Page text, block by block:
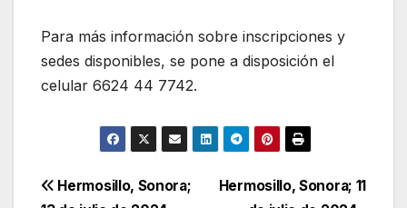
Para más información sobre inscripciones y
sedes disponibles, se pone a disposición el
celular 6624 44 7742.
Navegación
Hermosillo, Sonora; 11
Hermosillo, Sonora;